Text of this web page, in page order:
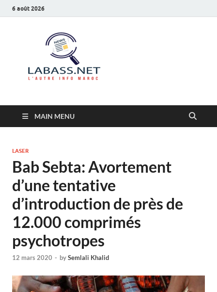
6 août 2026
MAIN MENU
LASER
Bab Sebta: Avortement
d’une tentative
d’introduction de près de
12.000 comprimés
psychotropes
12 mars 2020 - bySemlali Khalid